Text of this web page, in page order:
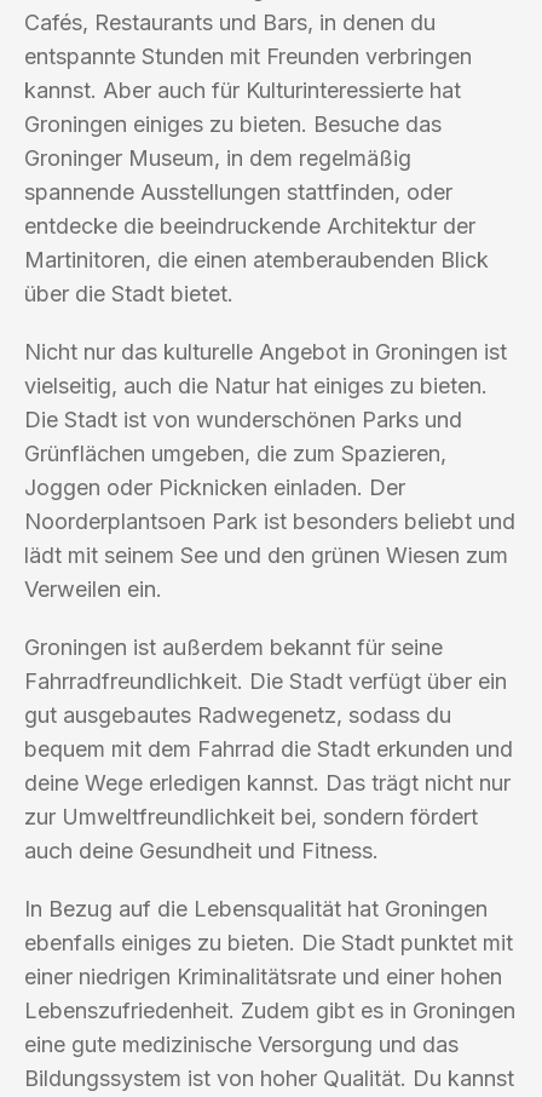
Cafés, Restaurants und Bars, in denen du
entspannte Stunden mit Freunden verbringen
kannst. Aber auch für Kulturinteressierte hat
Groningen einiges zu bieten. Besuche das
Groninger Museum, in dem regelmäßig
spannende Ausstellungen stattfinden, oder
entdecke die beeindruckende Architektur der
Martinitoren, die einen atemberaubenden Blick
über die Stadt bietet.
Nicht nur das kulturelle Angebot in Groningen ist
vielseitig, auch die Natur hat einiges zu bieten.
Die Stadt ist von wunderschönen Parks und
Grünflächen umgeben, die zum Spazieren,
Joggen oder Picknicken einladen. Der
Noorderplantsoen Park ist besonders beliebt und
lädt mit seinem See und den grünen Wiesen zum
Verweilen ein.
Groningen ist außerdem bekannt für seine
Fahrradfreundlichkeit. Die Stadt verfügt über ein
gut ausgebautes Radwegenetz, sodass du
bequem mit dem Fahrrad die Stadt erkunden und
deine Wege erledigen kannst. Das trägt nicht nur
zur Umweltfreundlichkeit bei, sondern fördert
auch deine Gesundheit und Fitness.
In Bezug auf die Lebensqualität hat Groningen
ebenfalls einiges zu bieten. Die Stadt punktet mit
einer niedrigen Kriminalitätsrate und einer hohen
Lebenszufriedenheit. Zudem gibt es in Groningen
eine gute medizinische Versorgung und das
Bildungssystem ist von hoher Qualität. Du kannst